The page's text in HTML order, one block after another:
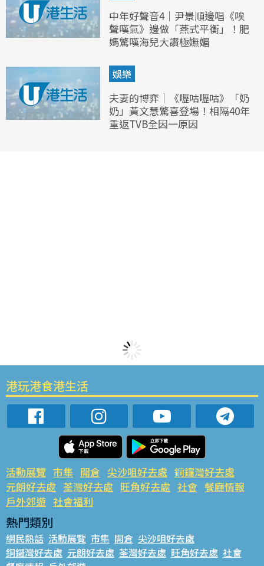
中年好聲音4｜尹景順邊唱《唉
聲嘆氣》邊做「燕式平衡」！肥
媽驚嘆海兒大讚極嫵媚
娛樂
夫妻的博弈｜《嚦咕嚦咕》「奶
奶」黃文慧驚喜登場！相隔40年
重返TVB全因一原因
港玩港食港生活
活動展覽 市集 開倉 尖沙咀好去處 銅鑼灣好去處
元朗好去處 荃灣好去處 旺角好去處 社會 餐廳情報
戶外郊遊 社會福利
熱門類別
網民熱話 活動展覽 市集 開倉 尖沙咀好去處
銅鑼灣好去處 元朗好去處 荃灣好去處 旺角好去處 社會